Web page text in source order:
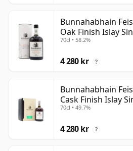
Bunnahabhain
Oak Finish Islay
gammal
70cl • 58.2%
4 280 kr ?
Bunnahabhain
Cask Finish Islay
gammal
70cl • 49.7%
4 280 kr ?